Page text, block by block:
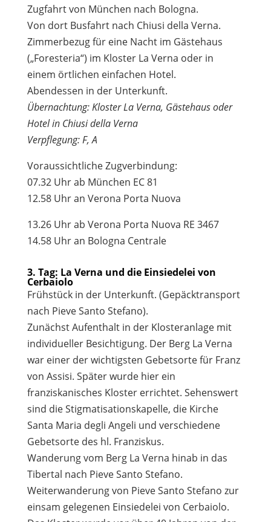
Zugfahrt von München nach Bologna.
Von dort Busfahrt nach Chiusi della Verna.
Zimmerbezug für eine Nacht im Gästehaus
(„Foresteria“) im Kloster La Verna oder in
einem örtlichen einfachen Hotel.
Abendessen in der Unterkunft.
Übernachtung: Kloster La Verna, Gästehaus oder
Hotel in Chiusi della Verna
Verpflegung: F, A
Voraussichtliche Zugverbindung:
07.32 Uhr ab München EC 81
12.58 Uhr an Verona Porta Nuova
13.26 Uhr ab Verona Porta Nuova RE 3467
14.58 Uhr an Bologna Centrale
3. Tag: La Verna und die Einsiedelei von
Cerbaiolo
Frühstück in der Unterkunft. (Gepäcktransport
nach Pieve Santo Stefano).
Zunächst Aufenthalt in der Klosteranlage mit
individueller Besichtigung. Der Berg La Verna
war einer der wichtigsten Gebetsorte für Franz
von Assisi. Später wurde hier ein
franziskanisches Kloster errichtet. Sehenswert
sind die Stigmatisationskapelle, die Kirche
Santa Maria degli Angeli und verschiedene
Gebetsorte des hl. Franziskus.
Wanderung vom Berg La Verna hinab in das
Tibertal nach Pieve Santo Stefano.
Weiterwanderung von Pieve Santo Stefano zur
einsam gelegenen Einsiedelei von Cerbaiolo.